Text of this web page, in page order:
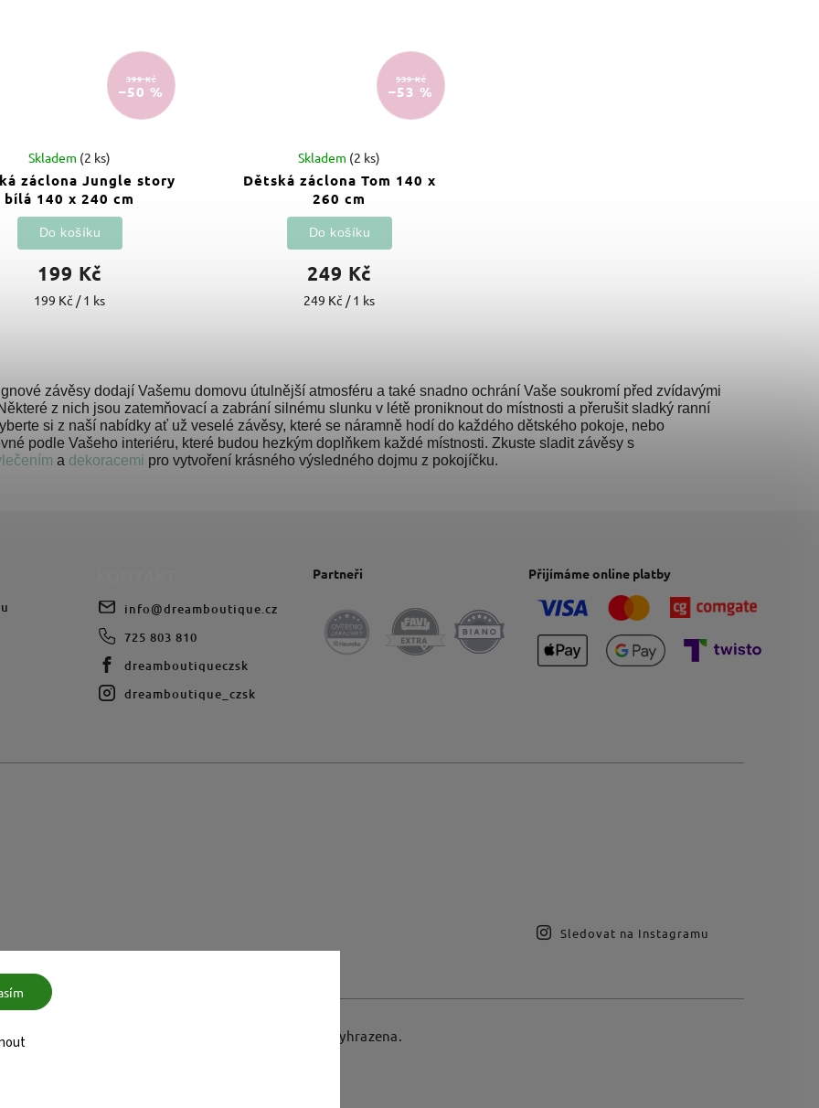
399 Kč
–50 %
záclona Jungle story
bílá 140 x 240 cm
Skladem (2 ks)
199 Kč
199 Kč / 1 ks
Do košíku
539 Kč
–53 %
Dětská záclona Tom 140 x
260 cm
Skladem (2 ks)
249 Kč
249 Kč / 1 ks
Do košíku
závěsy dodají Vašemu domovu útulnější atmosféru a také snadno ochrání Vaše soukromí před zvídavými
z nich jsou zatemňovací a zabrání silnému slunku v létě proniknout do místnosti a přerušit sladký ranní
si z naší nabídky ať už veselé závěsy, které se náramně hodí do každého dětského pokoje, nebo
podle Vašeho interiéru, které budou hezkým doplňkem každé místnosti. Zkuste sladit závěsy s
a dekoracemi pro vytvoření krásného výsledného dojmu z pokojíčku.
info@dreamboutique.cz
725 803 810
dreamboutiqueczsk
dreamboutique_czsk
Partneři Přijímáme online platby
Sledovat na Instagramu
Copyright 2026 . Všechna práva vyhrazena.